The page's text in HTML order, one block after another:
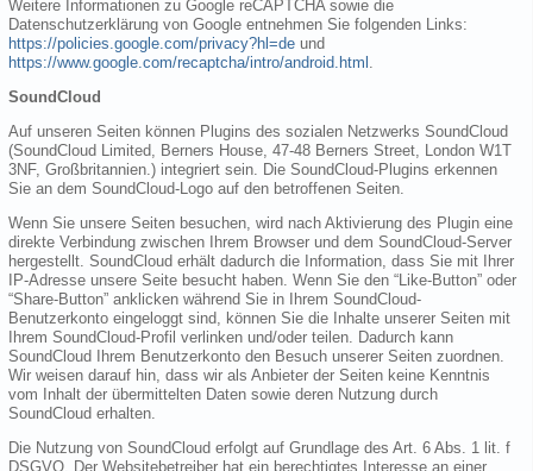
Weitere Informationen zu Google reCAPTCHA sowie die
Datenschutzerklärung von Google entnehmen Sie folgenden Links:
https://policies.google.com/privacy?hl=de und
https://www.google.com/recaptcha/intro/android.html
SoundCloud
Auf unseren Seiten können Plugins des sozialen Netzwerks SoundCloud
(SoundCloud Limited, Berners House, 47-48 Berners Street, London W1T
3NF, Großbritannien.) integriert sein. Die SoundCloud-Plugins erkennen
Sie an dem SoundCloud-Logo auf den betroffenen Seiten.
Wenn Sie unsere Seiten besuchen, wird nach Aktivierung des Plugin eine
direkte Verbindung zwischen Ihrem Browser und dem SoundCloud-Server
hergestellt. SoundCloud erhält dadurch die Information, dass Sie mit Ihrer
IP-Adresse unsere Seite besucht haben. Wenn Sie den “Like-Button” oder
“Share-Button” anklicken während Sie in Ihrem SoundCloud-
Benutzerkonto eingeloggt sind, können Sie die Inhalte unserer Seiten mit
Ihrem SoundCloud-Profil verlinken und/oder teilen. Dadurch kann
SoundCloud Ihrem Benutzerkonto den Besuch unserer Seiten zuordnen.
Wir weisen darauf hin, dass wir als Anbieter der Seiten keine Kenntnis
vom Inhalt der übermittelten Daten sowie deren Nutzung durch
SoundCloud erhalten.
Die Nutzung von SoundCloud erfolgt auf Grundlage des Art. 6 Abs. 1 lit. f
DSGVO. Der Websitebetreiber hat ein berechtigtes Interesse an einer